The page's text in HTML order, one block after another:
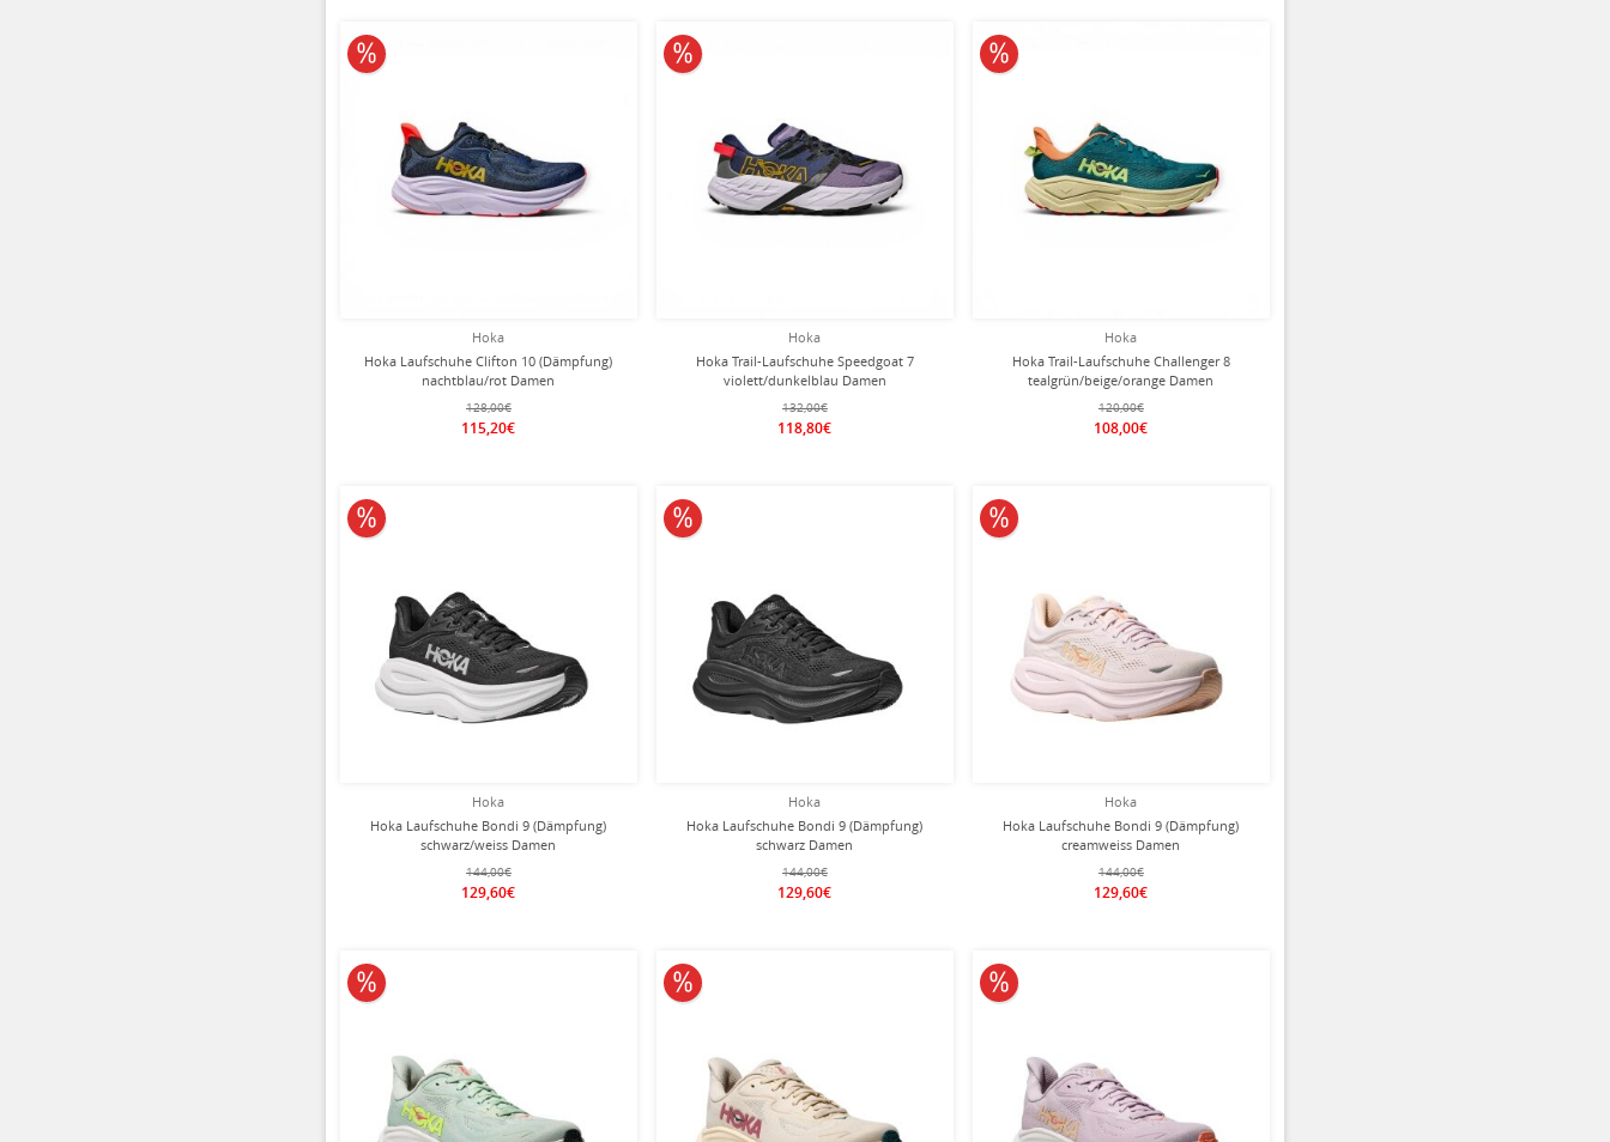
Hoka
Hoka Laufschuhe Clifton 10 (Dämpfung)
nachtblau/rot Damen
128,00€
115,20€
10% reduziert
Hoka
Hoka Trail-Laufschuhe Speedgoat 7
violett/dunkelblau Damen
132,00€
118,80€
10% reduziert
Hoka
Hoka Trail-Laufschuhe Challenger 8
tealgrün/beige/orange Damen
120,00€
108,00€
10% reduziert
Hoka
Hoka Laufschuhe Bondi 9 (Dämpfung)
schwarz/weiss Damen
144,00€
129,60€
10% reduziert
Hoka
Hoka Laufschuhe Bondi 9 (Dämpfung)
schwarz Damen
144,00€
129,60€
10% reduziert
Hoka
Hoka Laufschuhe Bondi 9 (Dämpfung)
creamweiss Damen
144,00€
129,60€
10% reduziert
10% reduziert 10% reduziert 10% reduziert